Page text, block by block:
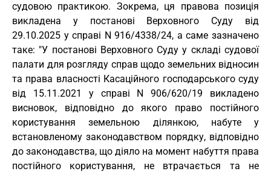
судовою практикою. Зокрема, ця правова позиція
викладена у постанові Верховного Суду від
29.10.2025 у справі N 916/4338/24, а саме зазначено
таке: "У постанові Верховного Суду у складі судової
палати для розгляду справ щодо земельних відносин
та права власності Касаційного господарського суду
від 15.11.2021 у справі N 906/620/19 викладено
висновок, відповідно до якого право постійного
користування земельною ділянкою, набуте у
встановленому законодавством порядку, відповідно
до законодавства, що діяло на момент набуття права
постійного користування, не втрачається та не